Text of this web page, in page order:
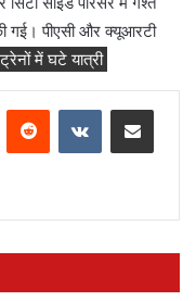
गई। पीएसी और क्यूआरटी
में घटे यात्री
Reddit VKontakteShare via Email